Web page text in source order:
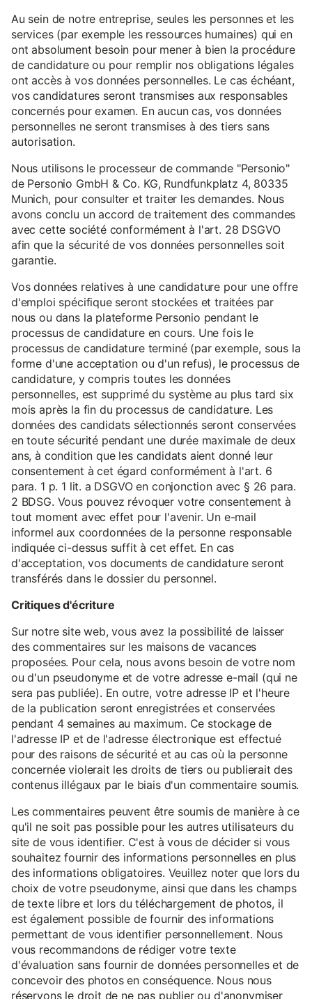
Au sein de notre entreprise, seules les personnes et les
services (par exemple les ressources humaines) qui en
ont absolument besoin pour mener à bien la procédure
de candidature ou pour remplir nos obligations légales
ont accès à vos données personnelles. Le cas échéant,
vos candidatures seront transmises aux responsables
concernés pour examen. En aucun cas, vos données
personnelles ne seront transmises à des tiers sans
autorisation.
Nous utilisons le processeur de commande "Personio"
de Personio GmbH & Co. KG, Rundfunkplatz 4, 80335
Munich, pour consulter et traiter les demandes. Nous
avons conclu un accord de traitement des commandes
avec cette société conformément à l'art. 28 DSGVO
afin que la sécurité de vos données personnelles soit
garantie.
Vos données relatives à une candidature pour une offre
d'emploi spécifique seront stockées et traitées par
nous ou dans la plateforme Personio pendant le
processus de candidature en cours. Une fois le
processus de candidature terminé (par exemple, sous la
forme d'une acceptation ou d'un refus), le processus de
candidature, y compris toutes les données
personnelles, est supprimé du système au plus tard six
mois après la fin du processus de candidature. Les
données des candidats sélectionnés seront conservées
en toute sécurité pendant une durée maximale de deux
ans, à condition que les candidats aient donné leur
consentement à cet égard conformément à l'art. 6
para. 1 p. 1 lit. a DSGVO en conjonction avec § 26 para.
2 BDSG. Vous pouvez révoquer votre consentement à
tout moment avec effet pour l'avenir. Un e-mail
informel aux coordonnées de la personne responsable
indiquée ci-dessus suffit à cet effet. En cas
d'acceptation, vos documents de candidature seront
transférés dans le dossier du personnel.
Critiques d'écriture
Sur notre site web, vous avez la possibilité de laisser
des commentaires sur les maisons de vacances
proposées. Pour cela, nous avons besoin de votre nom
ou d'un pseudonyme et de votre adresse e-mail (qui ne
sera pas publiée). En outre, votre adresse IP et l'heure
de la publication seront enregistrées et conservées
pendant 4 semaines au maximum. Ce stockage de
l'adresse IP et de l'adresse électronique est effectué
pour des raisons de sécurité et au cas où la personne
concernée violerait les droits de tiers ou publierait des
contenus illégaux par le biais d'un commentaire soumis.
Les commentaires peuvent être soumis de manière à ce
qu'il ne soit pas possible pour les autres utilisateurs du
site de vous identifier. C'est à vous de décider si vous
souhaitez fournir des informations personnelles en plus
des informations obligatoires. Veuillez noter que lors du
choix de votre pseudonyme, ainsi que dans les champs
de texte libre et lors du téléchargement de photos, il
est également possible de fournir des informations
permettant de vous identifier personnellement. Nous
vous recommandons de rédiger votre texte
d'évaluation sans fournir de données personnelles et de
concevoir des photos en conséquence. Nous nous
réservons le droit de ne pas publier ou d'anonymiser